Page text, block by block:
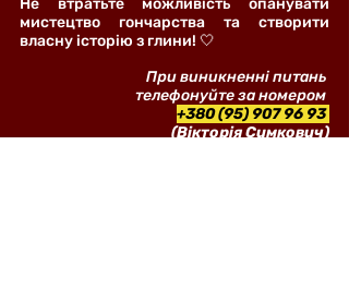
Не втратьте можливість опанувати
мистецтво гончарства та створити
власну історію з глини! 🤍
При виникненні питань
телефонуйте за номером
+380 (95) 907 96 93
(Вікторія Симкович)